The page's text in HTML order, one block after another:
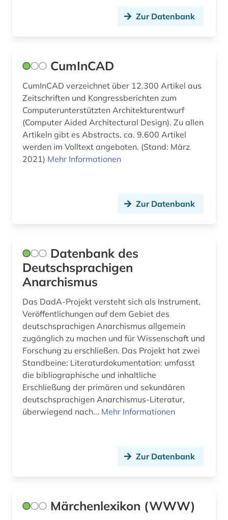
lyriker (1)
humanismus (2)
humboldt, alexander von | geograf;
naturwissenschaftler; forschungsreisender;
gelehrter; arzt; schriftsteller; geheimer rat (1)
hydrologie (1)
indianer (1)
indien (1)
industriedesign (1)
informatik (3)
informations- und
dokumentationswissenschaft (3)
informationswesen (2)
ingenieurwissenschaften (5)
internationales handelsrecht (1)
Zur Datenbank
CumInCAD
CumInCAD verzeichnet über 12.300 Artikel aus
Zeitschriften und Kongressberichten zum
Computerunterstützten Architekturentwurf
(Computer Aided Architectural Design). Zu allen
Artikeln gibt es Abstracts, ca. 9.600 Artikel
werden im Volltext angeboten. (Stand: März
2021) Mehr Informationen
Zur Datenbank
Datenbank des
Deutschsprachigen
Anarchismus
Das DadA-Projekt versteht sich als Instrument,
Veröffentlichungen auf dem Gebiet des
deutschsprachigen Anarchismus allgemein
zugänglich zu machen und für Wissenschaft und
Forschung zu erschließen. Das Projekt hat zwei
Standbeine: Literaturdokumentation: umfasst
die bibliographische und inhaltliche
Erschließung der primären und sekundären
deutschsprachigen Anarchismus-Literatur,
überwiegend nach... Mehr Informationen
Zur Datenbank
Märchenlexikon (WWW)